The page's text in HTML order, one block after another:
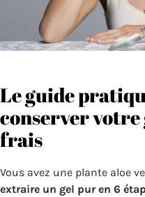
Le guide
conserver votre
frais
Vous avez une plante aloe
extraire un gel pur en 6